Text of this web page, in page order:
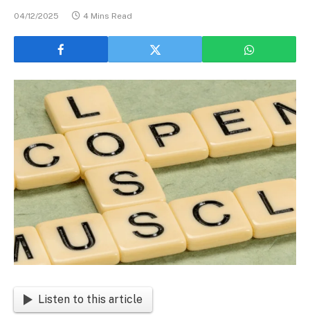
04/12/2025 4 Mins Read
Listen to this article